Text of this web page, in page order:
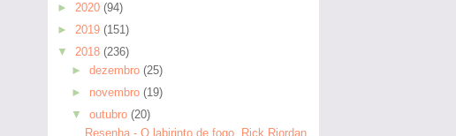
► 2020 (94)
► 2019 (151)
▼
2018 (236)
► dezembro (25)
► novembro (19)
▼
outubro (20)
Resenha - O labirinto de fogo, Rick Riordan